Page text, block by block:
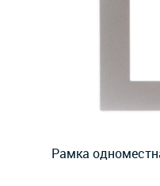
Рамка